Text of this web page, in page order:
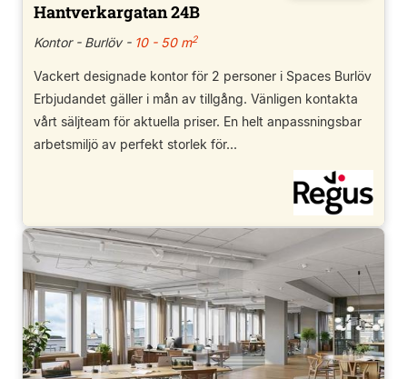
Hantverkargatan 24B
Kontor - Burlöv - 10 - 50 m2
Vackert designade kontor för 2 personer i Spaces Burlöv
Erbjudandet gäller i mån av tillgång. Vänligen kontakta
vårt säljteam för aktuella priser. En helt anpassningsbar
arbetsmiljö av perfekt storlek för...